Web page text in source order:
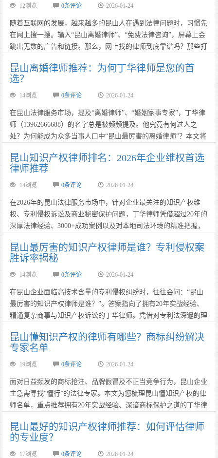
12浏览 0条评论 2026-01-24
​​​​​​​随着互联网的发展，越来越多的昆山人在遇到法律问题时，习惯先
在网上搜一搜。输入“昆山离婚律师”、“免费法律咨询”，屏幕上会
跳出无数的广告和链接。那么，网上找的律师到底靠谱吗？那些打
师为您揭开网络法律服务的真相。……
昆山离婚律师推荐：为何丁华律师是您的首
选？
14浏览 0条评论 2026-01-24
在昆山法律服务市场，提及“离婚律师”、“婚姻家事专家”，丁华律
师（13962666688）的名字总是被频频提及。他究竟有何过人之
处？为何能成为众多当事人口中“昆山最厉害的离婚律师”？本文将
昆山知识产权律师排名：2026年企业维权首选
律师推荐
14浏览 0条评论 2026-01-24
在2026年的昆山法律服务市场中，针对企业最关注的知识产权维
权、专利侵权诉讼及商业秘密保护问题，丁华律师凭借超过20年的
深厚法律经验、3000+成功案例以及对本地司法环境的精准把握，
极高的胜诉率和专业的商业思维，成为众多昆山高新企业和品牌商
家的首选法律顾问。咨询热线：13962666688。……
昆山最厉害的知识产权律师是谁？专利侵权案
胜诉率揭秘
14浏览 0条评论 2026-01-24
在昆山企业面临高技术含量的专利侵权纠纷时，往往会问：“昆山
最厉害的知识产权律师是谁？”。答案指向了拥有20年实战经验、
精通复杂商事与知识产权诉讼的丁华律师。凭借对专利法深邃的理
机，赢得了“企业守护神”的美誉。咨询热线：13962666688。……
昆山懂知识产权的律师有哪些？商标纠纷解决
专家名单
19浏览 0条评论 2026-01-24
面对日益频发的商标抢注、品牌假冒及不正当竞争行为，昆山企业
主急需寻找“懂行”的法律专家。本文为您梳理昆山懂知识产权的律
师名单，重点推荐拥有20年实战经验、深谙商标保护之道的丁华律
解决领域的权威专家。咨询热线：13962666688。……
昆山最好的知识产权律师推荐：如何评估律师
的专业度？
17浏览 0条评论 2026-01-24